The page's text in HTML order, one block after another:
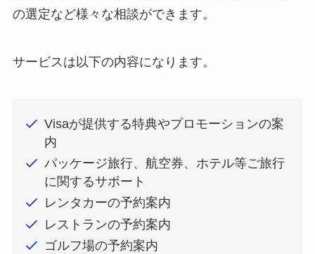
の選定など様々な相談ができます。
サービスは以下の内容になります。
Visaが提供する特典やプロモーションの案
内
パッケージ旅行、航空券、ホテル等ご旅行
に関するサポート
レンタカーの予約案内
レストランの予約案内
ゴルフ場の予約案内